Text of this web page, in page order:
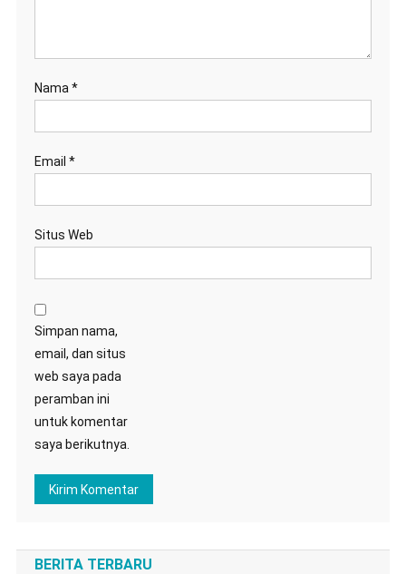
Nama *
Email *
Situs Web
Simpan nama,
email, dan situs
web saya pada
peramban ini
untuk komentar
saya berikutnya.
BERITA TERBARU